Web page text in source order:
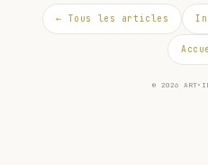
← Tous les articles
© 2026